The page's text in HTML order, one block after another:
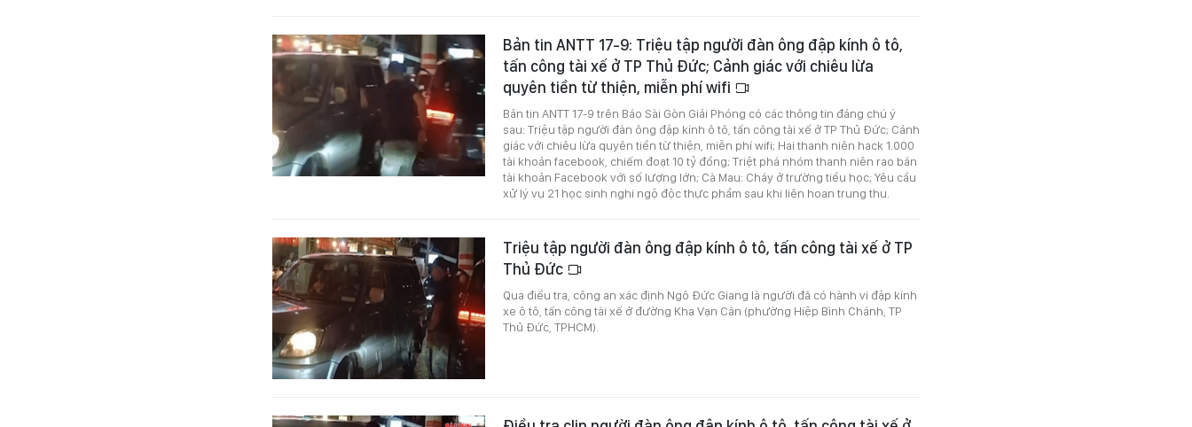
Bản tin ANTT 17-9: Triệu tập người đàn ông đập kính ô tô,
tấn công tài xế ở TP Thủ Đức; Cảnh giác với chiêu lừa
quyên tiền từ thiện, miễn phí wifi
Bản tin ANTT 17-9 trên Báo Sài Gòn Giải Phóng có các thông tin đáng chú ý
sau: Triệu tập người đàn ông đập kính ô tô, tấn công tài xế ở TP Thủ Đức; Cảnh
giác với chiêu lừa quyên tiền từ thiện, miễn phí wifi; Hai thanh niên hack 1.000
tài khoản facebook, chiếm đoạt 10 tỷ đồng; Triệt phá nhóm thanh niên rao bán
tài khoản Facebook với số lượng lớn; Cà Mau: Cháy ở trường tiểu học; Yêu cầu
xử lý vụ 21 học sinh nghi ngộ độc thực phẩm sau khi liên hoan trung thu.
Triệu tập người đàn ông đập kính ô tô, tấn công tài xế ở TP
Thủ Đức
Qua điều tra, công an xác định Ngô Đức Giang là người đã có hành vi đập kính
xe ô tô, tấn công tài xế ở đường Kha Vạn Cân (phường Hiệp Bình Chánh, TP
Thủ Đức, TPHCM).